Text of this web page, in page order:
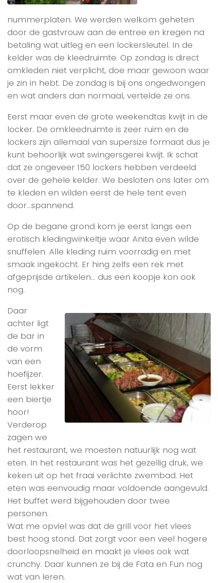
nummerplaten. We werden welkom geheten
door de gastvrouw aan de entree en kregen na
betaling wat uitleg en een lockersleutel. In de
kelder was de kleedruimte. Op zondag is direct
omkleden niet verplicht, doe maar gewoon waar
je zin in hebt. De zondag is bij ons ongedwongen
en wat anders dan normaal, vertelde ze ons.
Eerst maar even de grote weekendtas kwijt in de
locker. De omkleedruimte is zeer ruim en de
lockers zijn allemaal van supersize formaat dus je
kunt behoorlijk wat swingersgerei kwijt. Ik schat
dat ze ongeveer 150 lockers hebben verdeeld
over de gehele kelder. We besloten ons later om
te kleden en wilden eerst de hele tent even
door…spannend.
Op de begane grond kom je eerst langs een
erotisch kledingwinkeltje waar Anita even wilde
snuffelen. Alle kleding ruim voorradig en met
smaak ingekocht. Er hing zelfs een rek met
afgeprijsde artikelen… dus een koopje kon ook
nog.
Daar
achter ligt
de bar in
de vorm
van een
hoefijzer.
Eerst lekker
een biertje
hoor!
Verderop
zagen we
het restaurant, we moesten natuurlijk nog wat
eten. In het restaurant was het gezellig druk, we
keken uit op het fraai verlichte zwembad. Het
eten was eenvoudig maar voldoende aangevuld.
Het buffet werd bijgehouden door twee
personen.
Wat me opviel was dat de grill voor het vlees
best hoog stond. Dat zorgt voor een veel hogere
doorloopsnelheid en maakt je vlees ook wat
crunchy. Daar kunnen ze bij de Fata en Fun nog
wat van leren.